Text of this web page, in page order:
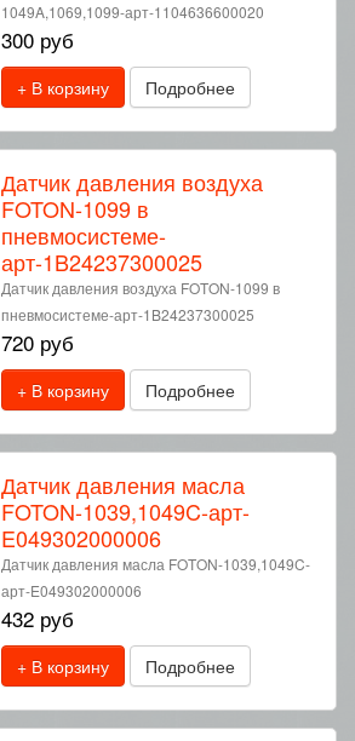
1049A,1069,1099-арт-1104636600020
300 руб
+ В корзину Подробнее
Датчик давления воздуха
FOTON-1099 в
пневмосистеме-
арт-1B24237300025
Датчик давления воздуха FOTON-1099 в
пневмосистеме-арт-1B24237300025
720 руб
+ В корзину Подробнее
Датчик давления масла
FOTON-1039,1049C-арт-
E049302000006
Датчик давления масла FOTON-1039,1049C-
арт-E049302000006
432 руб
+ В корзину Подробнее